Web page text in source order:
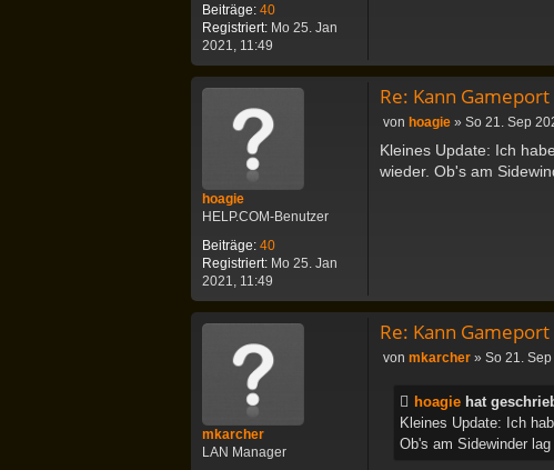
Beiträge: 40
Registriert: Mo 25. Jan
2021, 11:49
hoagie
HELP.COM-Benutzer
Beiträge: 40
Registriert: Mo 25. Jan
2021, 11:49
Re: Kann
B
i
t
von hoagie » So 21. Sep
Kleines Update: Ich
wieder. Ob's am
mkarcher
LAN Manager
Re: Kann
Bvon mkarcher » So 21.
hoagie hat
Kleines Update: Ich
Ob's am Sidewinder